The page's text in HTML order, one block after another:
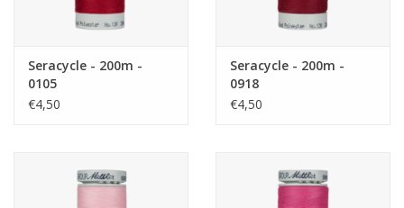
Seracycle - 200m -
0105
€4,50
Seracycle - 200m -
0918
€4,50